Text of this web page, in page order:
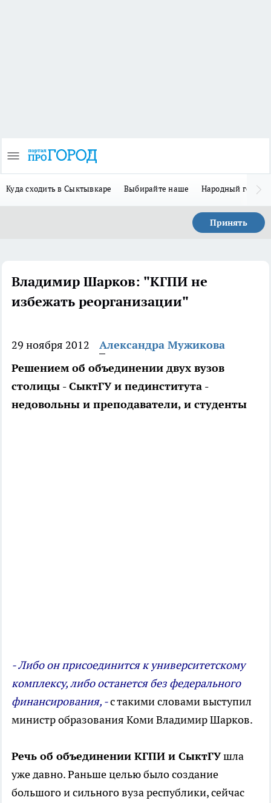
Куда сходить в Сыктывкаре Выбирайте наше Народный герой-
Принять
Владимир Шарков: "КГПИ не
избежать реорганизации"
29 ноября 2012
Александра Мужикова
Решением об объединении двух вузов
столицы - СыктГУ и пединститута -
недовольны и преподаватели, и студенты
- Либо он присоединится к университетскому
комплексу, либо останется без федерального
финансирования, -с такими словами выступил
министр образования Коми Владимир Шарков.
Речь об объединении КГПИ и СыктГУшла
уже давно. Раньше целью было создание
большого и сильного вуза республики, сейчас